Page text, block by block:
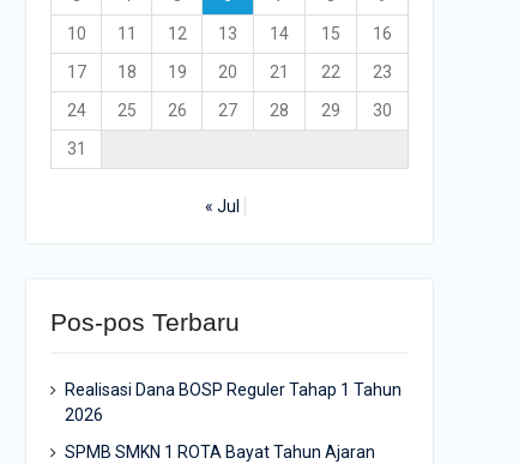
10
11 12 13 14 15
16
17
18 19 20 21 22
23
24
25 26 27 28 29
30
31
« Jul
Pos-pos Terbaru
Realisasi Dana BOSP Reguler Tahap 1 Tahun
2026
SPMB SMKN 1 ROTA Bayat Tahun Ajaran